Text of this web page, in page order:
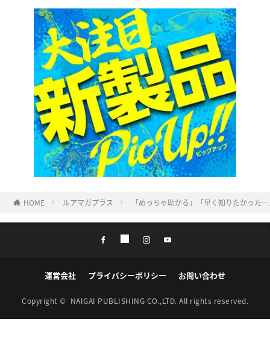
HOME ルアマガプラス 「めっちゃ助かる」「早く知りたかっ
運営会社 プライバシーポリシー お問い合わせ
Copyright © NAIGAI PUBLISHING CO.,LTD. All rights reserved.